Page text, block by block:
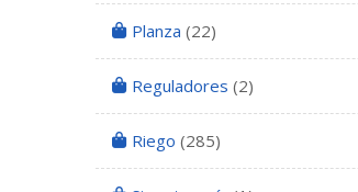
Planza (22)
Reguladores (2)
Riego (285)